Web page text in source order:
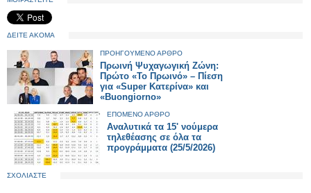
ΔΕΙΤΕ ΑΚΟΜΑ
ΠΡΟΗΓΟΥΜΕΝΟ ΑΡΘΡΟ
Πρωινή Ψυχαγωγική Ζώνη:
Πρώτο «Το Πρωινό» – Πίεση
για «Super Κατερίνα» και
«Buongiorno»
ΕΠΟΜΕΝΟ ΑΡΘΡΟ
Αναλυτικά τα 15' νούμερα
τηλεθέασης σε όλα τα
προγράμματα (25/5/2026)
ΣΧΟΛΙΑΣΤΕ